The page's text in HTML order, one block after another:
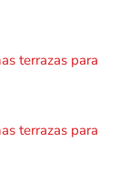
terrazas para
terrazas para